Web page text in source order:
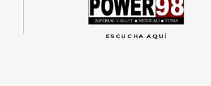
ESCUCHA AQUÍ